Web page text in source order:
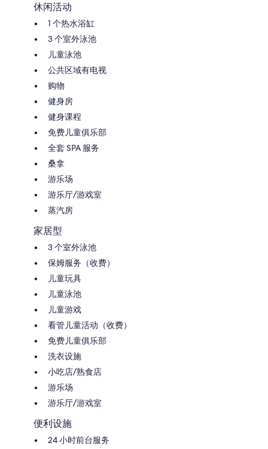
休闲活动
1 个热水浴缸
3 个室外泳池
儿童泳池
公共区域有电视
购物
健身房
健身课程
免费儿童俱乐部
全套 SPA 服务
桑拿
游乐场
游乐厅/游戏室
蒸汽房
家居型
3 个室外泳池
保姆服务（收费）
儿童玩具
儿童泳池
儿童游戏
看管儿童活动（收费）
免费儿童俱乐部
洗衣设施
小吃店/熟食店
游乐场
游乐厅/游戏室
便利设施
24 小时前台服务